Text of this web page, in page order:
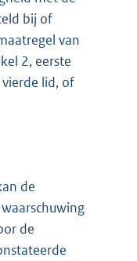
bij of
van
2, eerste
lid, of
de
de